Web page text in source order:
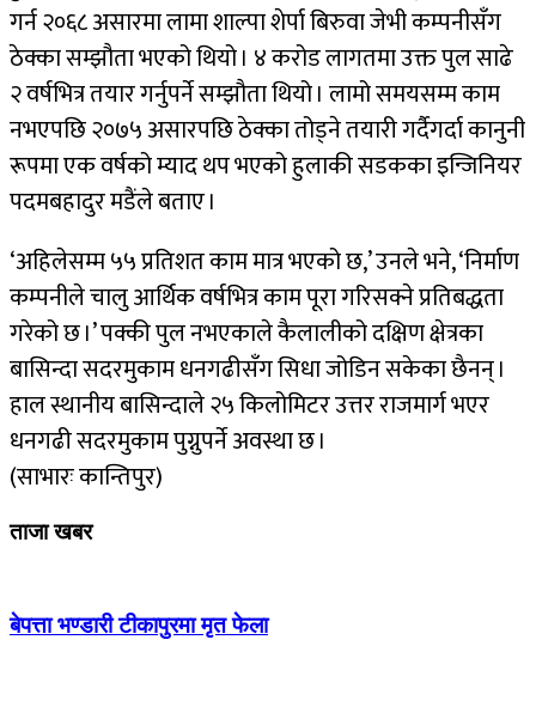
गर्न २०६८ असारमा लामा शाल्पा शेर्पा बिरुवा जेभी कम्पनीसँग
ठेक्का सम्झौता भएको थियो । ४ करोड लागतमा उक्त पुल साढे
२ वर्षभित्र तयार गर्नुपर्ने सम्झौता थियो । लामो समयसम्म काम
नभएपछि २०७५ असारपछि ठेक्का तोड्ने तयारी गर्दैगर्दा कानुनी
रूपमा एक वर्षको म्याद थप भएको हुलाकी सडकका इन्जिनियर
पदमबहादुर मडैंले बताए ।
‘अहिलेसम्म ५५ प्रतिशत काम मात्र भएको छ,’ उनले भने, ‘निर्माण
कम्पनीले चालु आर्थिक वर्षभित्र काम पूरा गरिसक्ने प्रतिबद्धता
गरेको छ ।’ पक्की पुल नभएकाले कैलालीको दक्षिण क्षेत्रका
बासिन्दा सदरमुकाम धनगढीसँग सिधा जोडिन सकेका छैनन् ।
हाल स्थानीय बासिन्दाले २५ किलोमिटर उत्तर राजमार्ग भएर
धनगढी सदरमुकाम पुग्नुपर्ने अवस्था छ ।
(साभारः कान्तिपुर)
ताजा खबर
बेपत्ता भण्डारी टीकापुरमा मृत फेला